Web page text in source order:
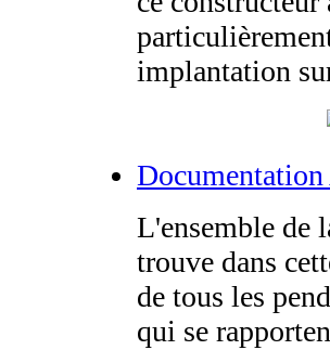
implantation
L'ensemble de
trouve dans
de tous les
qui se